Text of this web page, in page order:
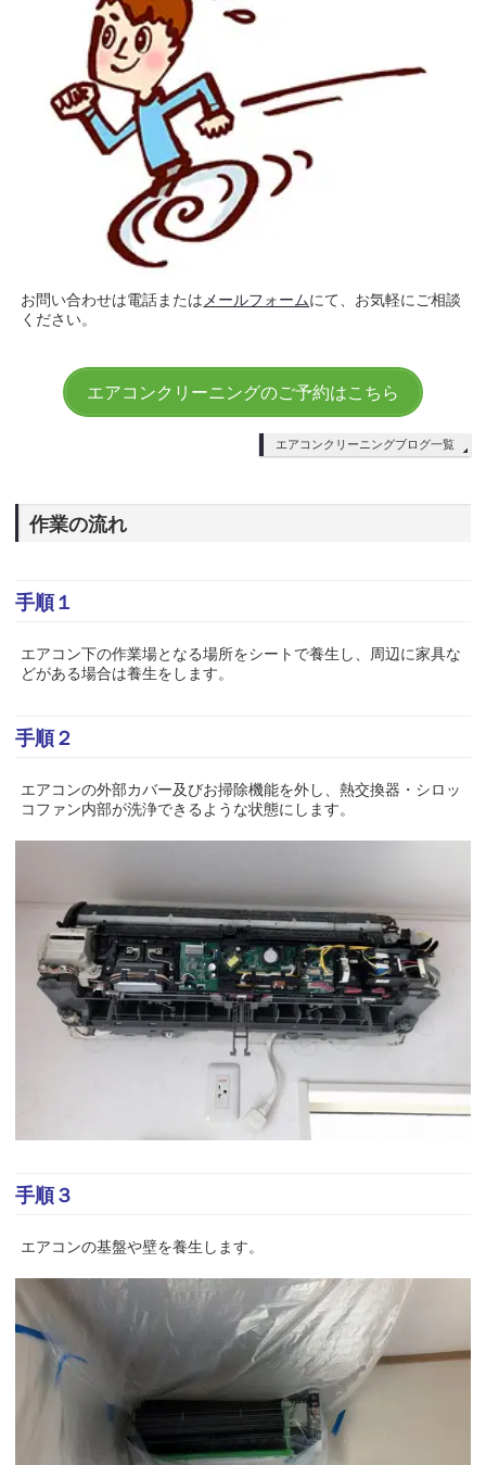
お問い合わせは電話または メールフォームにて、お気軽にご相談
ください。
エアコンクリーニングのご予約はこちら
エアコンクリーニングブログ一覧
作業の流れ
手順１
エアコン下の作業場となる場所をシートで養生し、周辺に家具な
どがある場合は養生をします。
手順２
エアコンの外部カバー及びお掃除機能を外し、熱交換器・シロッ
コファン内部が洗浄できるような状態にします。
手順３
エアコンの基盤や壁を養生します。